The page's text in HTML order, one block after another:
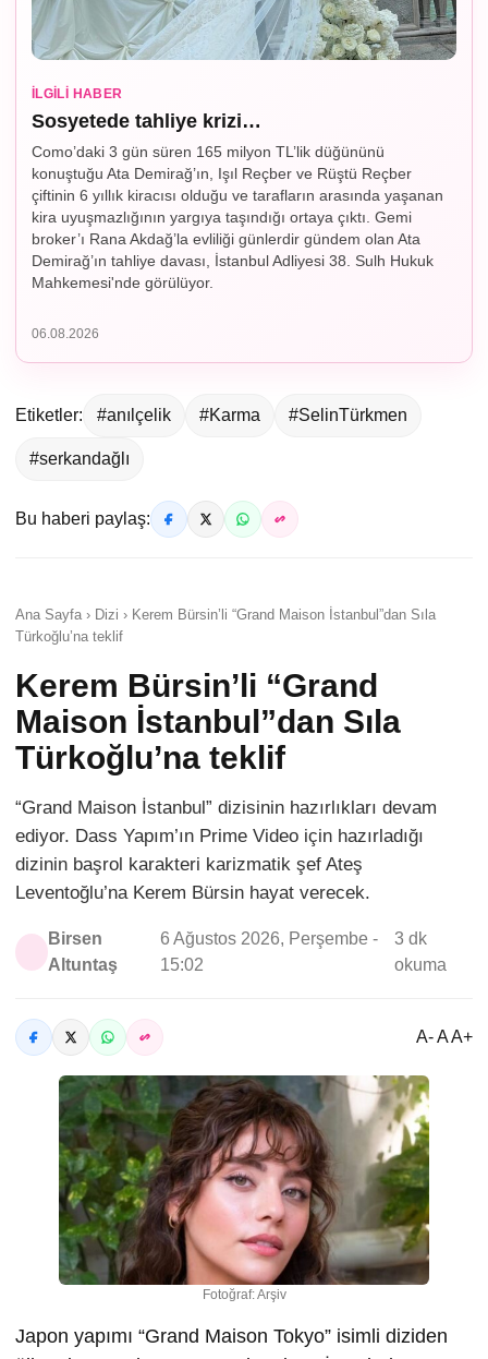
İLGILI HABER
Sosyetede tahliye krizi…
Como’daki 3 gün süren 165 milyon TL’lik düğününü
konuştuğu Ata Demirağ’ın, Işıl Reçber ve Rüştü Reçber
çiftinin 6 yıllık kiracısı olduğu ve tarafların arasında yaşanan
kira uyuşmazlığının yargıya taşındığı ortaya çıktı. Gemi
broker’ı Rana Akdağ’la evliliği günlerdir gündem olan Ata
Demirağ’ın tahliye davası, İstanbul Adliyesi 38. Sulh Hukuk
Mahkemesi'nde görülüyor.
06.08.2026
Etiketler: #anılçelik #Karma #SelinTürkmen
#serkandağlı
Bu haberi paylaş:
Ana Sayfa › Dizi › Kerem Bürsin’li “Grand Maison İstanbul”dan Sıla
Türkoğlu’na teklif
Kerem Bürsin’li “Grand
Maison İstanbul”dan Sıla
Türkoğlu’na teklif
“Grand Maison İstanbul” dizisinin hazırlıkları devam
ediyor. Dass Yapım’ın Prime Video için hazırladığı
dizinin başrol karakteri karizmatik şef Ateş
Leventoğlu’na Kerem Bürsin hayat verecek.
Birsen
Altuntaş
6 Ağustos 2026, Perşembe -
15:02
3 dk
okuma
A- A A+
Fotoğraf: Arşiv
Japon yapımı “Grand Maison Tokyo” isimli diziden